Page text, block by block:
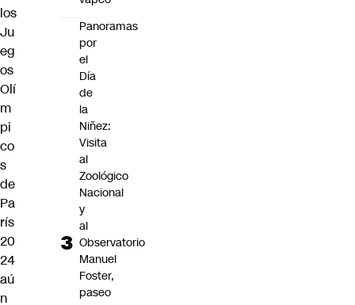
los
Ju
eg
os
Olí
m
pi
co
s
de
Pa
rís
20
24
aú
n
Panoramas
por
el
Día
de
la
Niñez:
Visita
al
Zoológico
Nacional
y
al
Observatorio
Manuel
Foster,
paseo